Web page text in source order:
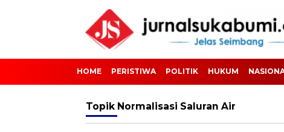
HOME PERISTIWA POLITIK HUKUM
Topik Normalisasi Saluran Air